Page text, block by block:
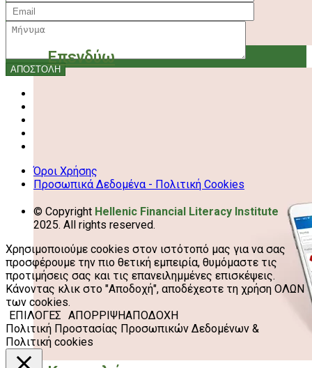
Επενδύω
Όροι Χρήσης
Προσωπικά Δεδομένα - Πολιτική Cookies
© Copyright Hellenic Financial Literacy Institute
2025. All rights reserved.
Χρησιμοποιούμε cookies στον ιστότοπό μας για να σας
προσφέρουμε την πιο θετική εμπειρία, θυμόμαστε τις
προτιμήσεις σας και τις επανειλημμένες επισκέψεις.
Κάνοντας κλικ στο "Αποδοχή", αποδέχεστε τη χρήση ΟΛΩΝ
των cookies.
ΕΠΙΛΟΓΕΣ ΑΠΟΡΡΙΨΗΑΠΟΔΟΧΗ
Πολιτική Προστασίας Προσωπικών Δεδομένων &
Πολιτική cookies